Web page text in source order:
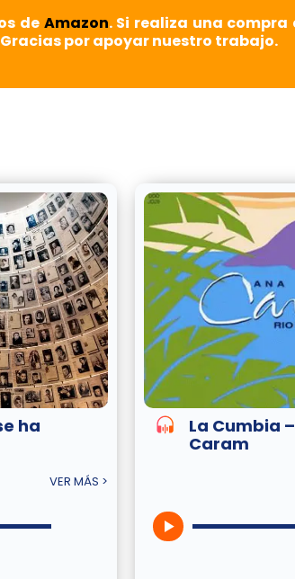
de Amazon. Si realiza una
por apoyar nuestro trabajo.
ha
VER MÁS >
La Cumbia
Caram